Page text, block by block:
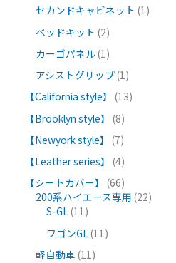
セカンドキャビネット 1
ベッドキット 2
カーゴパネル 1
アシストグリップ 1
【California style】
13
【Brooklyn style】
8
【Newyork style】
7
【Leather series】
4
【シートカバー】
66
200系ハイエース専用 22
S-GL 11
ワゴンGL 11
軽自動車 11